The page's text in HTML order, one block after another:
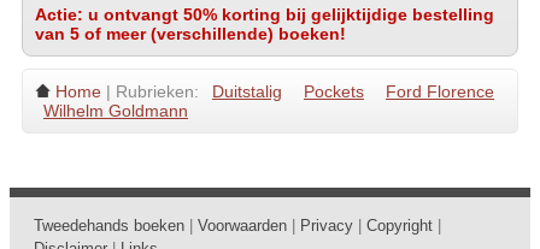
Actie: u ontvangt 50% korting bij gelijktijdige bestelling
van 5 of meer (verschillende) boeken!
Home | Rubrieken: Duitstalig Pockets
Ford Florence
Wilhelm Goldmann
Tweedehands boeken Voorwaarden Privacy Copyright